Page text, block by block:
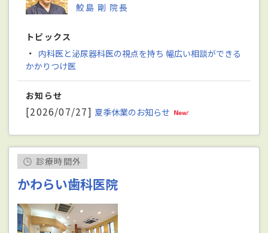
鮫島 剛 院長
トピックス
・ 内科医と泌尿器科医の視点を持ち 幅広い相談ができる
かかりつけ医
お知らせ
[2026/07/27] 夏季休業のお知らせ
診療時間外
かわらい歯科医院